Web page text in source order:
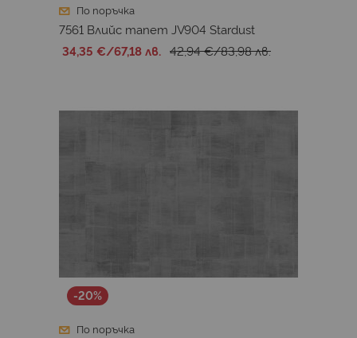
По поръчка
7561 Влийс тапет JV904 Stardust
34,35 €/67,18 лв. 42,94 €/83,98 лв.
-20%
По поръчка